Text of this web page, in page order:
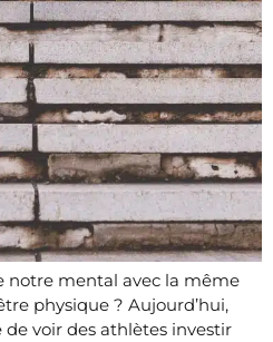
notre mental avec la même
physique ? Aujourd’hui,
de voir des athlètes investir